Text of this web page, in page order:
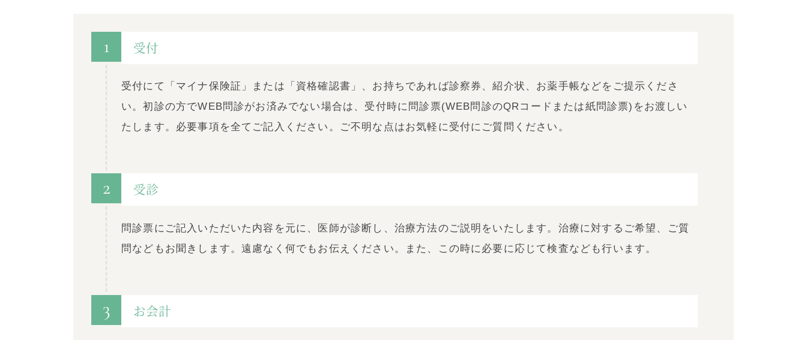
1 受付
受付にて「マイナ保険証」または「資格確認書」、お持ちであれば診察券、紹介状、お薬手帳などをご提示くださ
い。初診の方でWEB問診がお済みでない場合は、受付時に問診票(WEB問診のQRコードまたは紙問診票)をお渡しい
たします。必要事項を全てご記入ください。ご不明な点はお気軽に受付にご質問ください。
2 受診
問診票にご記入いただいた内容を元に、医師が診断し、治療方法のご説明をいたします。治療に対するご希望、ご質
問などもお聞きします。遠慮なく何でもお伝えください。また、この時に必要に応じて検査なども行います。
3 お会計